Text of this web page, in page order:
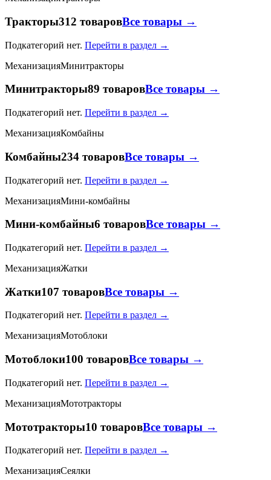
Тракторы312 товаровВсе товары →
Подкатегорий нет. Перейти в раздел →
МеханизацияМинитракторы
Минитракторы89 товаровВсе товары →
Подкатегорий нет. Перейти в раздел →
МеханизацияКомбайны
Комбайны234 товаровВсе товары →
Подкатегорий нет. Перейти в раздел →
МеханизацияМини-комбайны
Мини-комбайны6 товаровВсе товары →
Подкатегорий нет. Перейти в раздел →
МеханизацияЖатки
Жатки107 товаровВсе товары →
Подкатегорий нет. Перейти в раздел →
МеханизацияМотоблоки
Мотоблоки100 товаровВсе товары →
Подкатегорий нет. Перейти в раздел →
МеханизацияМототракторы
Мототракторы10 товаровВсе товары →
Подкатегорий нет. Перейти в раздел →
МеханизацияСеялки